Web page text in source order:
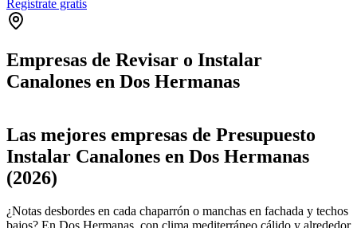
Regístrate gratis
Empresas de Revisar o Instalar
Canalones en Dos Hermanas
+
−
Las mejores empresas de Presupuesto
Instalar Canalones en Dos Hermanas
(2026)
¿Notas desbordes en cada chaparrón o manchas en fachada y techos